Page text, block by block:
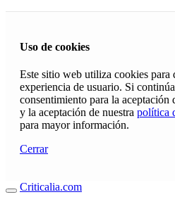
Uso de cookies
Este sitio web utiliza cookies para
experiencia de usuario. Si
consentimiento para la aceptación
y la aceptación de nuestra política
para mayor información.
Cerrar
Criticalia.com